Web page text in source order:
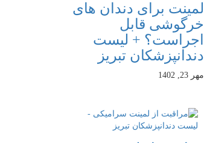
لمینت برای دندان های
خرگوشی قابل
اجراست؟ + لیست
دندانپزشکان تبریز
مهر 23, 1402